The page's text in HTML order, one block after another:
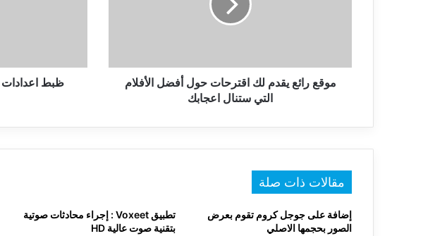
التي
ستنالموقع رائع يقدم لك اقترحات حول أفضل الأفلام
التي ستنال اعجابك
مقالات ذات صلة
إضافة على جوجل كروم تقوم بعرض
الصور بحجمها الاصلي
تطبيق Voxeet : إجراء محادثات صوتية
بتقنية صوت عالية HD